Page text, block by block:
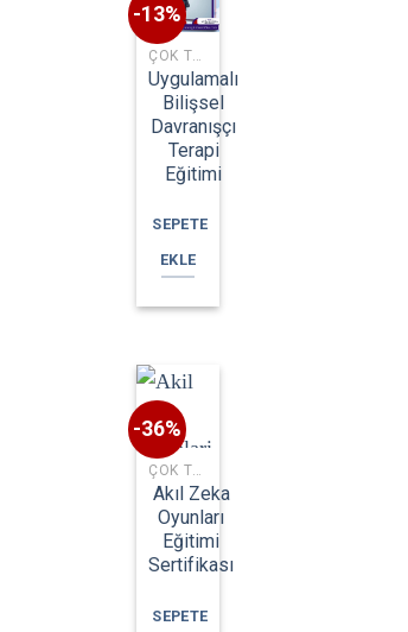
-13%
Uygulamalı
Bilişsel
Davranışçı
Terapi
Eğitimi
SEPETE
EKLE
-36%
ÇOK TALEP EDILEN EĞITIMLER
Akıl Zeka
Oyunları
Eğitimi
Sertifikası
SEPETE